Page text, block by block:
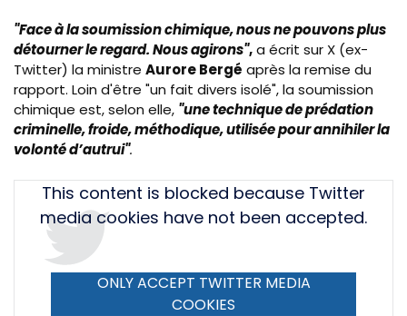
"Face à la soumission chimique, nous ne pouvons plus
détourner le regard. Nous agirons",a écrit sur X (ex-
Twitter) la ministre Aurore Bergé après la remise du
rapport. Loin d'être "un fait divers isolé", la soumission
chimique est, selon elle, "une technique de prédation
criminelle, froide, méthodique, utilisée pour annihiler la
volonté d’autrui".
TweetThis content is blocked because Twitter
media cookies have not been accepted.
ONLY ACCEPT TWITTER MEDIA
COOKIES